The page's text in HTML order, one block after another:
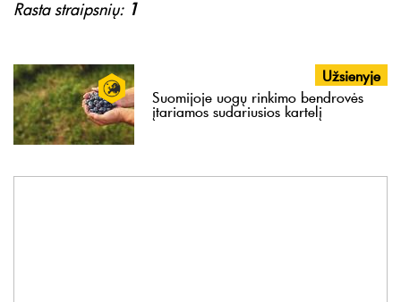
Rasta straipsnių: 1
Užsienyje
Suomijoje uogų rinkimo bendrovės
įtariamos sudariusios kartelį